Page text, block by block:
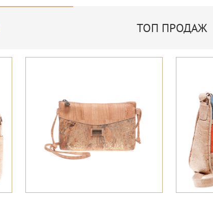
ТОП ПРОДАЖ